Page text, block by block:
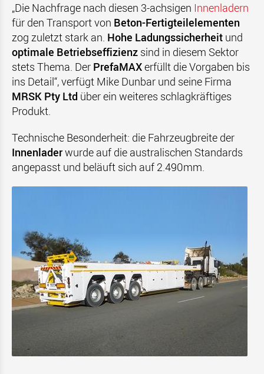
„Die Nachfrage nach diesen 3-achsigen Innenladern
für den Transport von Beton-Fertigteilelementen
zog zuletzt stark an. Hohe Ladungssicherheit und
optimale Betriebseffizienz sind in diesem Sektor
stets Thema. Der PrefaMAXerfüllt die Vorgaben bis
ins Detail“, verfügt Mike Dunbar und seine Firma
MRSK Pty Ltd über ein weiteres schlagkräftiges
Produkt.
Technische Besonderheit: die Fahrzeugbreite der
Innenladerwurde auf die australischen Standards
angepasst und beläuft sich auf 2.490mm.